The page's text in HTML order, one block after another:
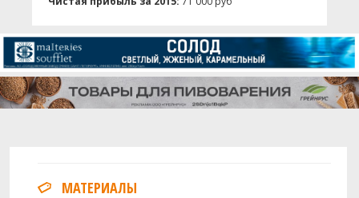
МАТЕРИАЛЫ